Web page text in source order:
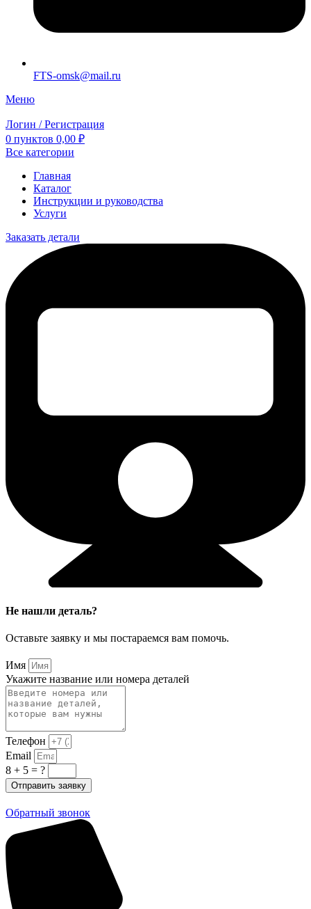
FTS-omsk@mail.ru
Меню
Логин / Регистрация
0 пунктов 0,00 ₽
Все категории
Главная
Каталог
Инструкции и руководства
Услуги
Заказать детали
Не нашли деталь?
Оставьте заявку и мы постараемся вам помочь.
Имя
Укажите название или номера деталей
Телефон
Email
8 + 5 = ?
Отправить заявку
Обратный звонок